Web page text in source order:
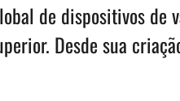
de dispositivos de
Desde sua